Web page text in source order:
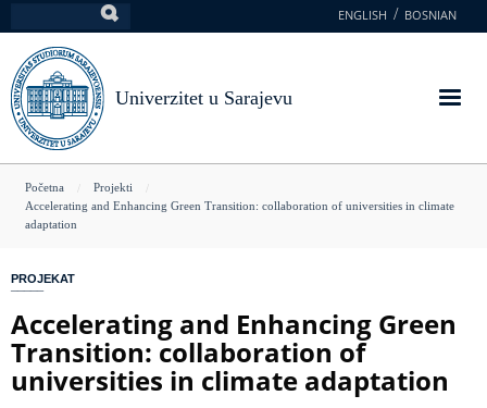
na
glavni
sadržaj
ENGLISH BOSNIAN
Univerzitet u Sarajevu
You
are
Početna
Projekti
Accelerating and Enhancing Green Transition: collaboration of universities in climate
adaptation
PROJEKAT
Accelerating and Enhancing Green
Transition: collaboration of
universities in climate adaptation